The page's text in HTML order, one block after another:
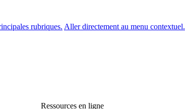
rubriques. Aller directement au menu contextuel.
Ressources en ligne